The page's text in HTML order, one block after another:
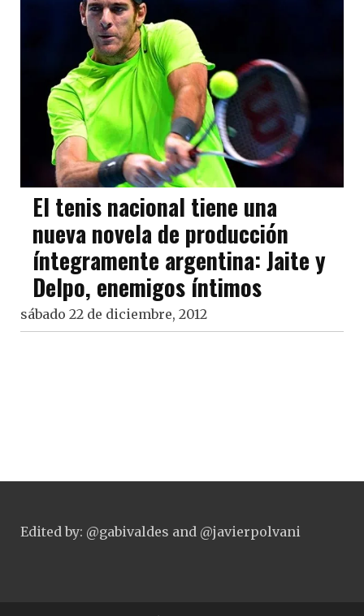
El tenis nacional tiene una
nueva novela de producción
íntegramente argentina: Jaite y
Delpo, enemigos íntimos
sábado 22 de diciembre, 2012
Edited by: @gabivaldes and @javierpolvani